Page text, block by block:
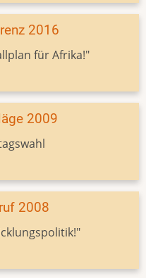
2016
für Afrika!"
2009
2008